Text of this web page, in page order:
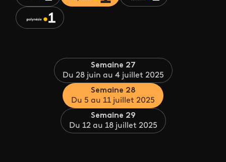
Semaine 27
Du 28 juin au 4 juillet 2025
Semaine 28
Du 5 au 11 juillet 2025
Semaine 29
Du 12 au 18 juillet 2025